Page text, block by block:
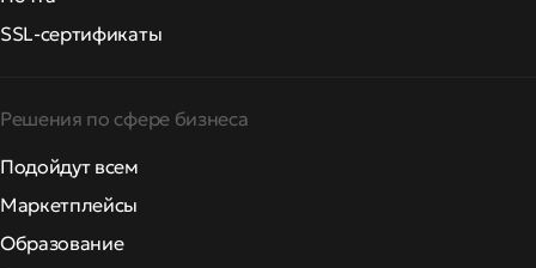
SSL-сертификаты
Решения по сфере бизнеса
Подойдут всем
Маркетплейсы
Образование